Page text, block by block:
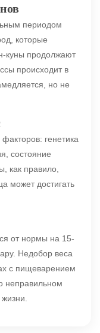
периодом
которые
куны продолжают
происходит в
но не
генетика
состояние
как правило,
может достигать
от нормы на 15-
Недобор веса
с пищеварением
неправильном